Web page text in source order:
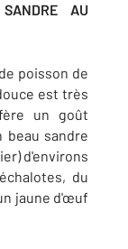
AU
poisson de
est très
un goût
beau sandre
d'environs
du
jaune d'œuf